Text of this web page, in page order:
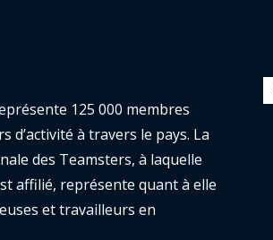
125 000 membres
d’activité à travers le pays. La
des Teamsters, à laquelle
affilié, représente quant à elle
et travailleurs en